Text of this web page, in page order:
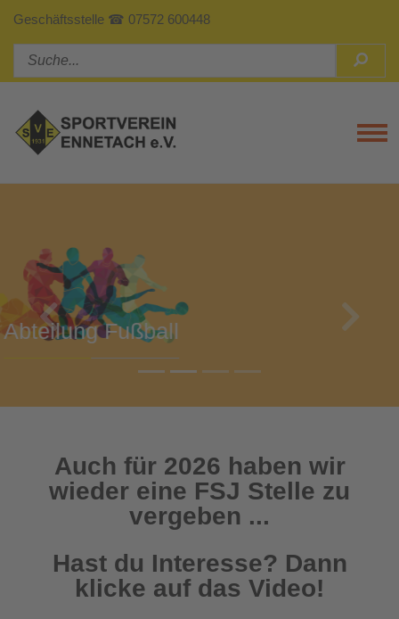
Geschäftsstelle ☎ 07572 600448
Abteilung Turnen
Previous
Auch für 2026 haben wir
wieder eine FSJ Stelle zu
vergeben ...
Hast du Interesse? Dann
klicke auf das Video!